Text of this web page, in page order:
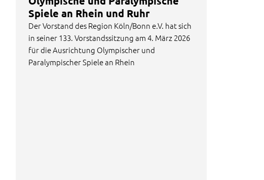
Spiele an Rhein und Ruhr
Der Vorstand des Region Köln/Bonn e.V. hat sich
in seiner 133. Vorstandssitzung am 4. März 2026
für die Ausrichtung Olympischer und
Paralympischer Spiele an Rhein